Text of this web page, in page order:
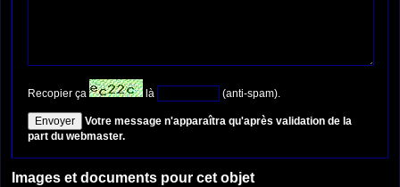
Recopier ça là (anti-spam).
Votre message n'apparaîtra qu'après validation de la
part du webmaster.
Images et documents pour cet objet